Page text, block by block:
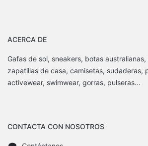
ACERCA DE
Gafas de sol, sneakers, botas
zapatillas de casa, camisetas, sudaderas,
activewear, swimwear, gorras, pulseras...
CONTACTA CON NOSOTROS